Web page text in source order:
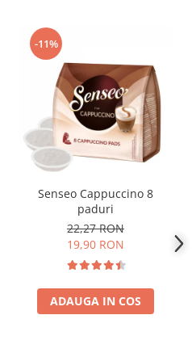
-11%
Senseo Cappuccino 8
paduri
22,27 RON
19,90 RON
ADAUGA IN COS